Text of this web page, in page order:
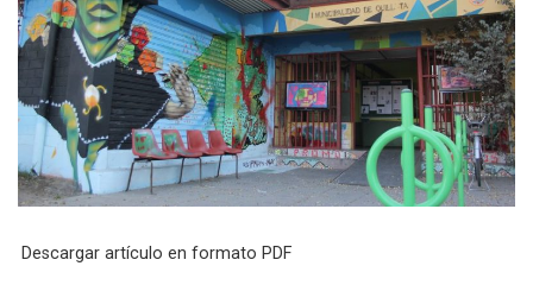
Descargar artículo en formato PDF